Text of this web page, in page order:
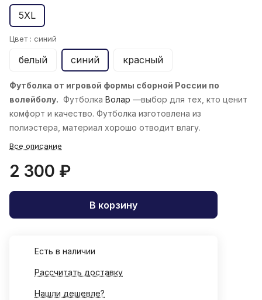
5XL
Цвет : синий
белый синий красный
Футболка от игровой формы сборной России по
волейболу. Футболка Волар —выбор для тех, кто ценит
комфорт и качество. Футболка изготовлена из
полиэстера, материал хорошо отводит влагу.
Все описание
2 300 ₽
В корзину
Есть в наличии
Рассчитать доставку
Нашли дешевле?